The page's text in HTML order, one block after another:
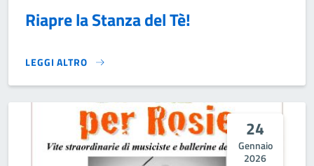
Riapre la Stanza del Tè!
LEGGI ALTRO
RIAPRE LA STANZA DEL TÈ!}
24
Gennaio
2026